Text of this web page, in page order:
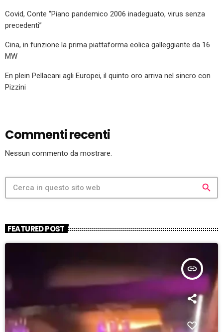
Covid, Conte “Piano pandemico 2006 inadeguato, virus senza
precedenti”
Cina, in funzione la prima piattaforma eolica galleggiante da 16
MW
En plein Pellacani agli Europei, il quinto oro arriva nel sincro con
Pizzini
Commenti recenti
Nessun commento da mostrare.
search
FEATURED POST
insert_link